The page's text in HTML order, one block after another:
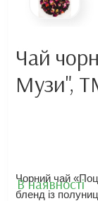
Чай
Музи",
Чорний чай
бленд із
В наявності